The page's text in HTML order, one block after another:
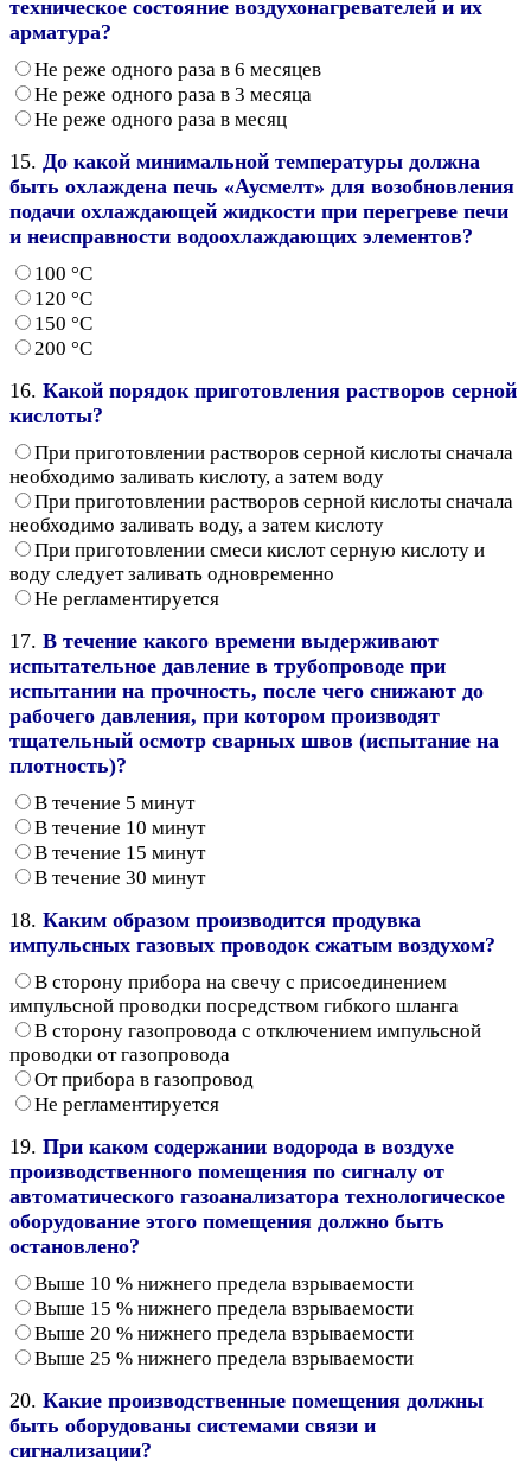
техническое состояние воздухонагревателей и их
арматура?
Не реже одного раза в 6 месяцев
Не реже одного раза в 3 месяца
Не реже одного раза в месяц
15. До какой минимальной температуры должна
быть охлаждена печь «Аусмелт» для возобновления
подачи охлаждающей жидкости при перегреве печи
и неисправности водоохлаждающих элементов?
100 °С
120 °С
150 °С
200 °С
16. Какой порядок приготовления растворов серной
кислоты?
При приготовлении растворов серной кислоты сначала
необходимо заливать кислоту, а затем воду
При приготовлении растворов серной кислоты сначала
необходимо заливать воду, а затем кислоту
При приготовлении смеси кислот серную кислоту и
воду следует заливать одновременно
Не регламентируется
17. В течение какого времени выдерживают
испытательное давление в трубопроводе при
испытании на прочность, после чего снижают до
рабочего давления, при котором производят
тщательный осмотр сварных швов (испытание на
плотность)?
В течение 5 минут
В течение 10 минут
В течение 15 минут
В течение 30 минут
18. Каким образом производится продувка
импульсных газовых проводок сжатым воздухом?
В сторону прибора на свечу с присоединением
импульсной проводки посредством гибкого шланга
В сторону газопровода с отключением импульсной
проводки от газопровода
От прибора в газопровод
Не регламентируется
19. При каком содержании водорода в воздухе
производственного помещения по сигналу от
автоматического газоанализатора технологическое
оборудование этого помещения должно быть
остановлено?
Выше 10 % нижнего предела взрываемости
Выше 15 % нижнего предела взрываемости
Выше 20 % нижнего предела взрываемости
Выше 25 % нижнего предела взрываемости
20. Какие производственные помещения должны
быть оборудованы системами связи и
сигнализации?